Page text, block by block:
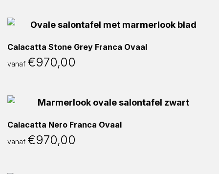
Calacatta Stone Grey Franca Ovaal
vanaf €970,00
Calacatta Nero Franca Ovaal
vanaf €970,00